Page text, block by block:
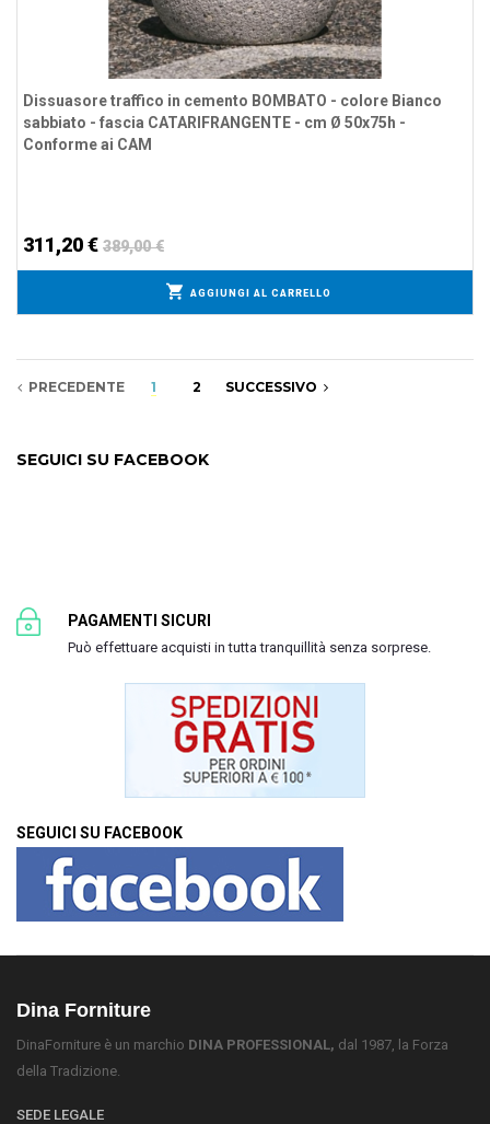
Dissuasore traffico in cemento BOMBATO - colore Bianco
sabbiato - fascia CATARIFRANGENTE - cm Ø 50x75h -
Conforme ai CAM
311,20 € 389,00 €
AGGIUNGI AL CARRELLO
PRECEDENTE 1 2 SUCCESSIVO
SEGUICI SU FACEBOOK
PAGAMENTI SICURI
Può effettuare acquisti in tutta tranquillità senza sorprese.
SEGUICI SU FACEBOOK
Dina Forniture
DinaForniture è un marchio DINA PROFESSIONAL, dal 1987, la Forza
della Tradizione.
SEDE LEGALE